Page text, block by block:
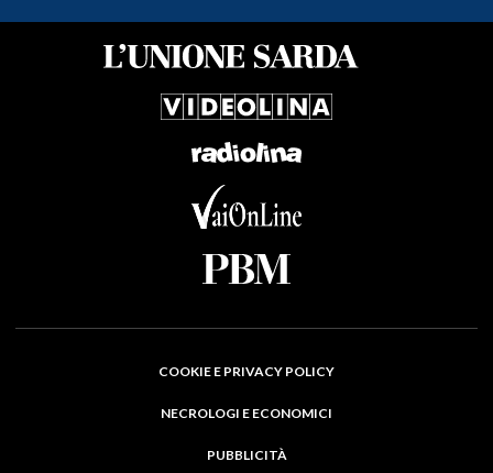
COOKIE E PRIVACY POLICY
NECROLOGI E ECONOMICI
PUBBLICITÀ